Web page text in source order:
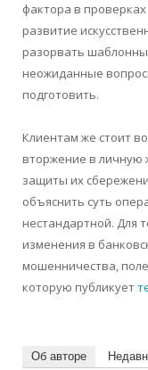
фактора в
развитие
разорвать
неожиданные
подготовить.
Клиентам же стоит
вторжение в личную
защиты их
объяснить суть
нестандартной. Для
изменения в
мошенничества,
которую публикует
Об авторе